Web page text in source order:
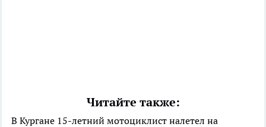
Читайте также:
В Кургане 15-летний мотоциклист налетел на